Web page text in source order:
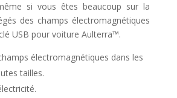
si vous êtes beaucoup sur la
des champs électromagnétiques
USB pour voiture Aulterra™.
électromagnétiques dans les
tailles.